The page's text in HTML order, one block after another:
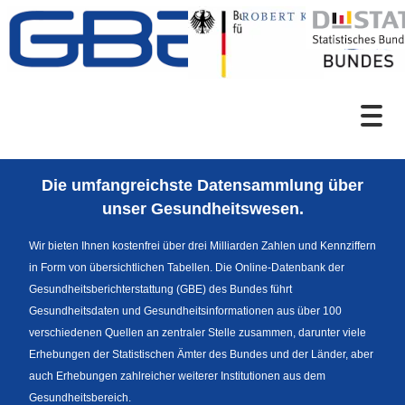
Zum Inhalt
Sprachumschaltung
News
Die umfangreichste Datensammlung über
unser Gesundheitswesen.
Wir bieten Ihnen kostenfrei über drei Milliarden Zahlen und Kennziffern
in Form von übersichtlichen Tabellen. Die Online-Datenbank der
Gesundheitsberichterstattung (GBE) des Bundes führt
Gesundheitsdaten und Gesundheitsinformationen aus über 100
verschiedenen Quellen an zentraler Stelle zusammen, darunter viele
Erhebungen der Statistischen Ämter des Bundes und der Länder, aber
auch Erhebungen zahlreicher weiterer Institutionen aus dem
Gesundheitsbereich.